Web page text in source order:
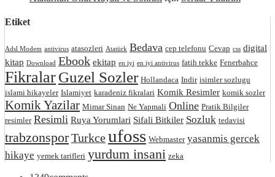
Etiket
Adsl Modem antivirus atasozleri Atatürk Bedava cep telefonu Cevap css digital
kitap Download Ebook ekitap en iyi en iyi antivirus fatih tekke Fenerbahce
FikralarGuzel Sozler Hollandaca Indir isimler sozlugu
islami hikayeler Islamiyet karadeniz fikralari Komik Resimler komik sozler
Komik Yazilar Mimar Sinan Ne Yapmali Online Pratik Bilgiler
resimler Resimli Ruya Yorumlari Sifali Bitkiler Sozluk tedavisi
trabzonsporTurkceufoss Webmaster yasanmis gercek
hikaye yemek tarifleri yurdum insani zeka